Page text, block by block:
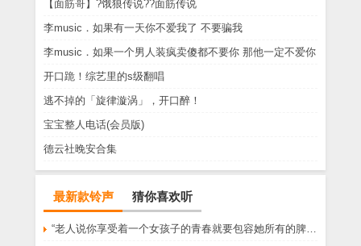
【面筋哥】?饿狼传说??面筋传说
李music．如果有一天你不爱我了 不要骗我
李music．如果一个男人装疯卖傻都不要你 那他一定不爱你
开口跪！综艺里的s级翻唱
逃不掉的「旋律漩涡」，开口醉！
宝宝整人电话(会员版)
德云社晚安合集
最新款铃声 猜你喜欢听
“老人说你享受着一个女孩子的青春就要包容她所有的脾气享受一个男孩子的温柔就要为了她拒绝所有的暧昧”